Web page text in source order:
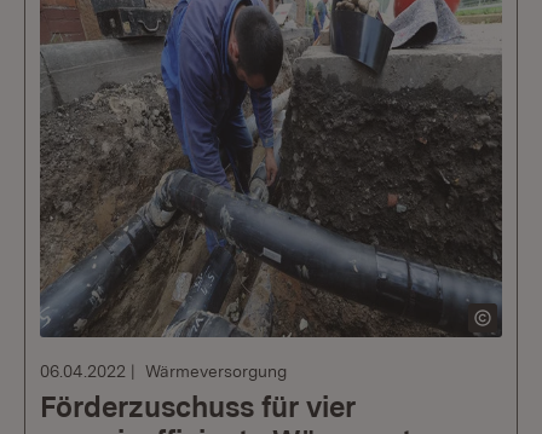
06.04.2022 Wärmeversorgung
Förderzuschuss für vier